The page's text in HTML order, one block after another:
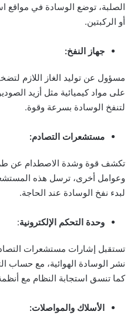
الصلبة، توضع الوسادة في مواقع
أو الركبتين.
جهاز النفخ:
مسؤول عن توليد الغاز اللازم
على مواد كيميائية مثل أزيد
لتنفخ الوسادة بسرعة وقوة.
مستشعرات التصادم:
تكشف قوة وشدة الاصطدام عن
وعوامل أخرى، ترسل هذه
لبدء نفخ الوسادة عند الحاجة.
وحدة التحكم الإلكترونية:
تستقبل إشارات مستشعرات
نشر الوسادة الهوائية، مع حساب
كما تنسق استجابة النظام مع
الأسلاك والمواصلات: